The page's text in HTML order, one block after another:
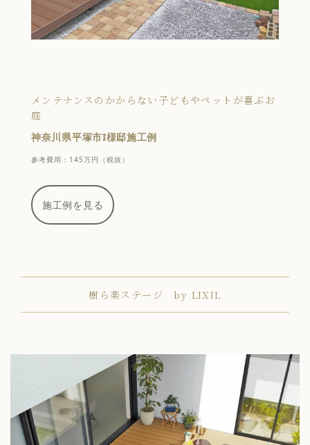
メンテナンスのかからない子どもやペットが喜ぶお
庭
神奈川県平塚市I様邸施工例
参考費用：145万円（税抜）
施工例を見る
樹ら楽ステージ by LIXIL